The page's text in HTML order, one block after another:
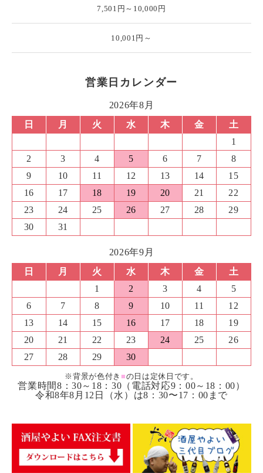
7,501円～10,000円
10,001円～
営業日カレンダー
2026年8月
日
月 火 水 木 金
土
1
2
3 4 5 6 7
8
9
10 11 12 13 14
15
16
17 18 19 20 21
22
23
24 25 26 27 28
29
30
31
2026年9月
日
月 火 水 木 金
土
1
2 3 4
5
6
7 8 9 10 11
12
13
14 15 16 17 18
19
20
21 22 23 24 25
26
27
28 29 30
※背景が色付き ■の日は定休日です。
営業時間8：30～18：30（電話対応9：00～18：00）
令和8年8月12日（水）は8：30〜17：00まで